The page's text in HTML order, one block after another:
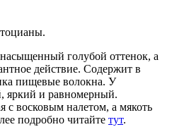
голубой оттенок, а
действие. Содержит в
пищевые волокна. У
яркий и равномерный.
с восковым налетом, а мякоть
подробно читайте тут.